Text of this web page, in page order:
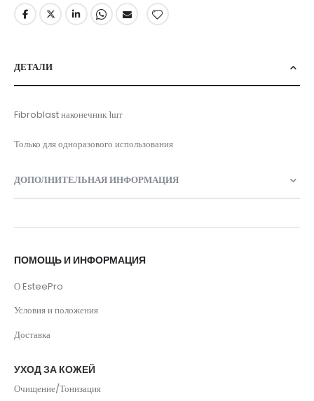
ДЕТАЛИ
Fibroblast наконечник 1шт
Только для одноразового использования
ДОПОЛНИТЕЛЬНАЯ ИНФОРМАЦИЯ
ПОМОЩЬ И ИНФОРМАЦИЯ
О EsteePro
Условия и положения
Доставка
УХОД ЗА КОЖЕЙ
Очищение/Тонизация